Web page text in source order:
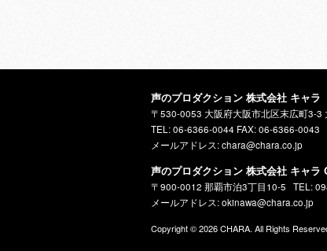
声のプロダクション 株式会社 キャラ
〒530-0053 大阪府大阪市北区末広町3-3
TEL: 06-6366-0044 FAX: 06-6366-0043
メールアドレス: chara@chara.co.jp
声のプロダクション 株式会社 キャラ
〒900-0012 那覇市泊3丁目10-5
TEL:
メールアドレス: okinawa@chara.co.jp
Copyright © 2026CHARA. All Rights